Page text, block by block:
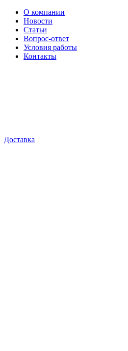
О компании
Новости
Статьи
Вопрос-ответ
Условия работы
Контакты
Доставка